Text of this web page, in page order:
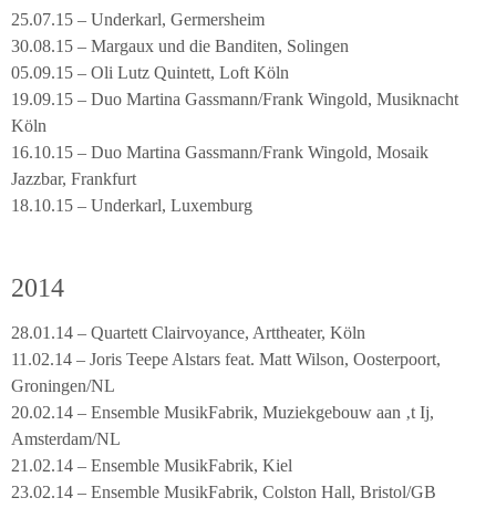
25.07.15 – Underkarl, Germersheim
30.08.15 – Margaux und die Banditen, Solingen
05.09.15 – Oli Lutz Quintett, Loft Köln
19.09.15 – Duo Martina Gassmann/Frank Wingold, Musiknacht
Köln
16.10.15 – Duo Martina Gassmann/Frank Wingold, Mosaik
Jazzbar, Frankfurt
18.10.15 – Underkarl, Luxemburg
2014
28.01.14 – Quartett Clairvoyance, Arttheater, Köln
11.02.14 – Joris Teepe Alstars feat. Matt Wilson, Oosterpoort,
Groningen/NL
20.02.14 – Ensemble MusikFabrik, Muziekgebouw aan ‚t Ij,
Amsterdam/NL
21.02.14 – Ensemble MusikFabrik, Kiel
23.02.14 – Ensemble MusikFabrik, Colston Hall, Bristol/GB